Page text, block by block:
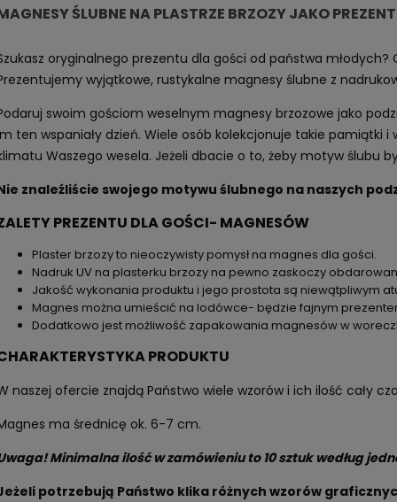
ŚLUBNE NA PLASTRZE BRZOZY JAKO
oryginalnego prezentu dla gości od państwa
wyjątkowe, rustykalne magnesy ślubne z
swoim gościom weselnym magnesy brzozowe jako
ten wspaniały dzień. Wiele osób kolekcjonuje takie pamiątki
Waszego wesela. Jeżeli dbacie o to, żeby motyw ślubu
znaleźliście swojego motywu ślubnego na naszych
PREZENTU DLA GOŚCI- MAGNESÓW
Plaster brzozy to nieoczywisty pomysł na magnes dla gości.
Nadruk UV na plasterku brzozy na pewno zaskoczy
Jakość wykonania produktu i jego prostota są niewątpliwym
Magnes można umieścić na lodówce- będzie fajnym
Dodatkowo jest możliwość zapakowania magnesów w
PRODUKTU
naszej ofercie znajdą Państwo wiele wzorów i ich ilość cały
ma średnicę ok. 6-7 cm.
Minimalna ilość w zamówieniu to 10 sztuk według
potrzebują Państwo klika różnych wzorów